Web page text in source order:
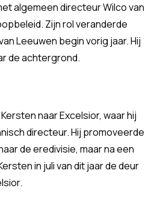
algemeen directeur Wilco van
Zijn rol veranderde
Leeuwen begin vorig jaar. Hij
de achtergrond.
naar Excelsior, waar hij
directeur. Hij promoveerde
de eredivisie, maar na een
in juli van dit jaar de deur